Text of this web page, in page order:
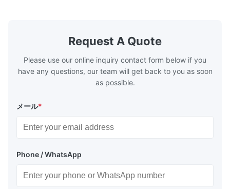
UV plate making machine Flexo plate
making machine Monochrome / Dual
Request A Quote
Please use our online inquiry contact form below if you
have any questions, our team will get back to you as soon
as possible.
メール*
Phone / WhatsApp